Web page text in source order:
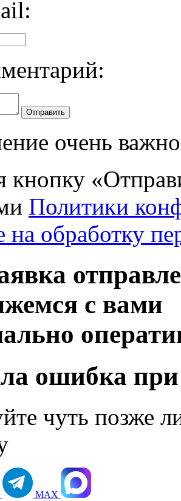
Отправить
очень
Политики
на обработку
с вами
ошибка при
чуть позже
МАХ